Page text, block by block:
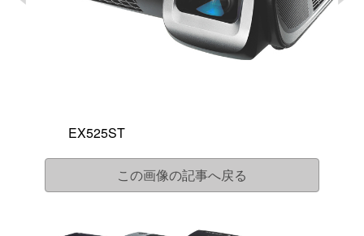
EX525ST
この画像の記事へ戻る